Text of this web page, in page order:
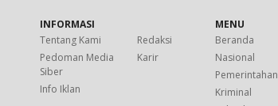
INFORMASI
Tentang Kami
Redaksi
Pedoman Media
Siber
Karir
Info Iklan
MENU
Beranda
Nasional
Pemerintahan
Kriminal